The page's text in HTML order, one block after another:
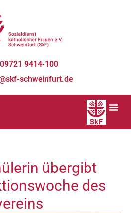
09721 9414-100
schweinfurt.de
übergibt
des